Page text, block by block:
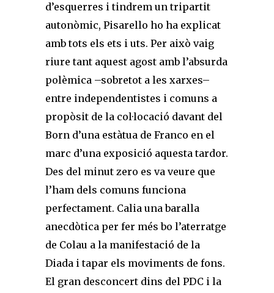
d’esquerres i tindrem un tripartit
autonòmic, Pisarello ho ha explicat
amb tots els ets i uts. Per això vaig
riure tant aquest agost amb l’absurda
polèmica –sobretot a les xarxes–
entre independentistes i comuns a
propòsit de la col·locació davant del
Born d’una estàtua de Franco en el
marc d’una exposició aquesta tardor.
Des del minut zero es va veure que
l’ham dels comuns funciona
perfectament. Calia una baralla
anecdòtica per fer més bo l’aterratge
de Colau a la manifestació de la
Diada i tapar els moviments de fons.
El gran desconcert dins del PDC i la